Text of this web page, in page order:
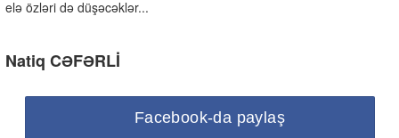
elə özləri də düşəcəklər...
Natiq CƏFƏRLİ
Facebook-da paylaş